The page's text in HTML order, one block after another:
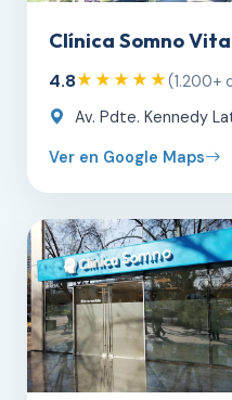
Clínica Somno
4.8★★★★★(1.200+
Av. Pdte. Kennedy
Ver en Google Maps